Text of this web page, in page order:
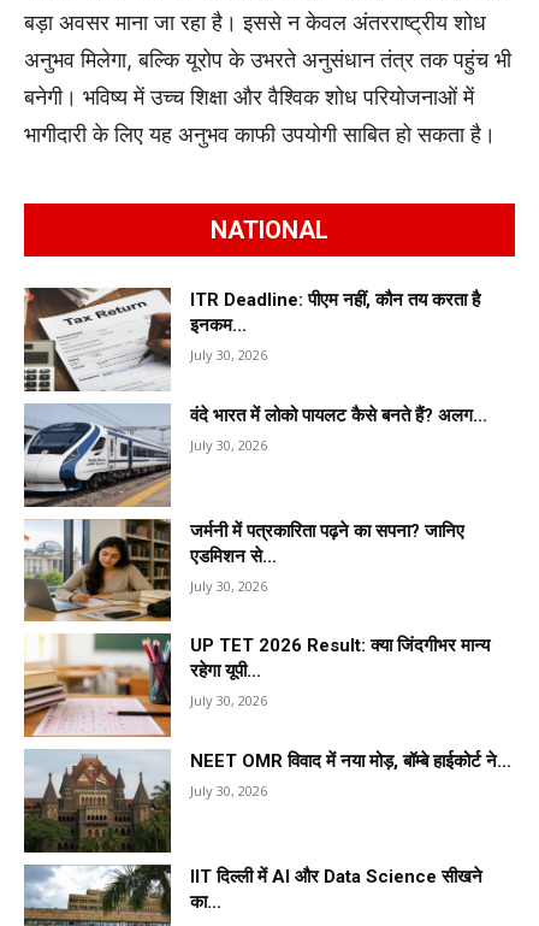
बड़ा अवसर माना जा रहा है। इससे न केवल अंतरराष्ट्रीय शोध
अनुभव मिलेगा, बल्कि यूरोप के उभरते अनुसंधान तंत्र तक पहुंच भी
बनेगी। भविष्य में उच्च शिक्षा और वैश्विक शोध परियोजनाओं में
भागीदारी के लिए यह अनुभव काफी उपयोगी साबित हो सकता है।
NATIONAL
ITR Deadline: पीएम नहीं, कौन तय करता है
इनकम...
July 30, 2026
वंदे भारत में लोको पायलट कैसे बनते हैं? अलग...
July 30, 2026
जर्मनी में पत्रकारिता पढ़ने का सपना? जानिए
एडमिशन से...
July 30, 2026
UP TET 2026 Result: क्या जिंदगीभर मान्य
रहेगा यूपी...
July 30, 2026
NEET OMR विवाद में नया मोड़, बॉम्बे हाईकोर्ट ने...
July 30, 2026
IIT दिल्ली में AI और Data Science सीखने
का...